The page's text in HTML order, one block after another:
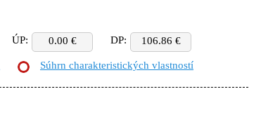
ÚP: 0.00 € DP: 106.86 €
Súhrn charakteristických vlastností